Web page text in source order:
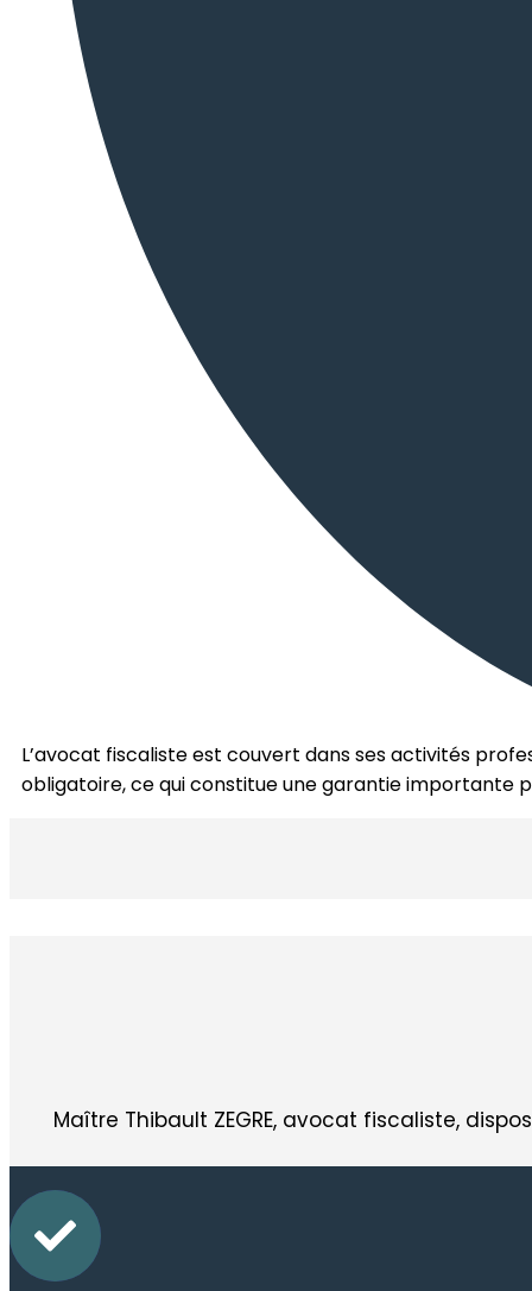
L’avocat fiscaliste est couvert dans ses activités
obligatoire, ce qui constitue une garantie importante
Maître Thibault ZEGRE, avocat fiscaliste,